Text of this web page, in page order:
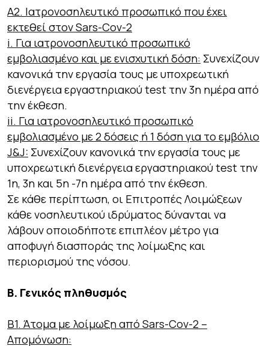
Α2. Ιατρονοσηλευτικό προσωπικό που έχει
εκτεθεί στον Sars-Cov-2
i. Για ιατρονοσηλευτικό προσωπικό
εμβολιασμένο και με ενισχυτική δόση: Συνεχίζουν
κανονικά την εργασία τους με υποχρεωτική
διενέργεια εργαστηριακού test την 3η ημέρα από
την έκθεση.
ii. Για ιατρονοσηλευτικό προσωπικό
εμβολιασμένο με 2 δόσεις ή 1 δόση για το εμβόλιο
J&J: Συνεχίζουν κανονικά την εργασία τους με
υποχρεωτική διενέργεια εργαστηριακού test την
1η, 3η και 5η -7η ημέρα από την έκθεση.
Σε κάθε περίπτωση, οι Επιτροπές Λοιμώξεων
κάθε νοσηλευτικού ιδρύματος δύνανται να
λάβουν οποιοδήποτε επιπλέον μέτρο για
αποφυγή διασποράς της λοίμωξης και
περιορισμού της νόσου.
Β. Γενικός πληθυσμός
Β1. Άτομα με λοίμωξη από Sars-Cov-2 –
Απομόνωση: